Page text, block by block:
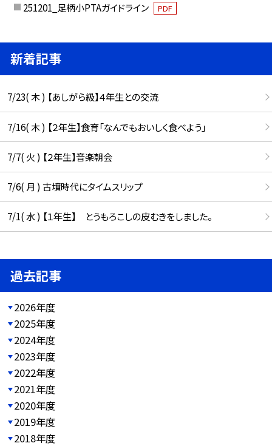
251201_足柄小PTAガイドライン PDF
新着記事
7/23( 木 ) 【あしがら級】４年生との交流
7/16( 木 ) 【２年生】食育「なんでもおいしく食べよう」
7/7( 火 ) 【２年生】音楽朝会
7/6( 月 ) 古墳時代にタイムスリップ
7/1( 水 ) 【１年生】 とうもろこしの皮むきをしました。
過去記事
2026年度
2025年度
2024年度
2023年度
2022年度
2021年度
2020年度
2019年度
2018年度